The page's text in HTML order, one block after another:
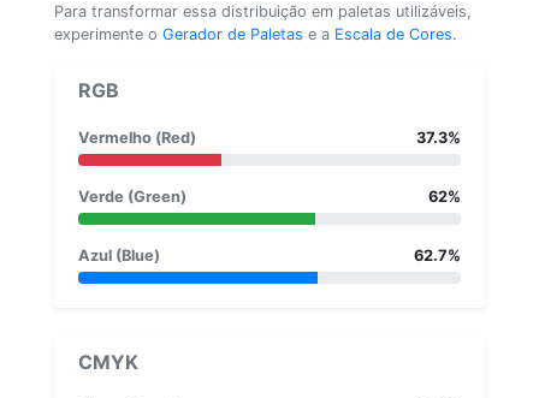
Para transformar essa distribuição em paletas utilizáveis,
experimente o Gerador de Paletas e a Escala de Cores.
RGB
Vermelho (Red) 37.3%
Verde (Green) 62%
Azul (Blue) 62.7%
CMYK